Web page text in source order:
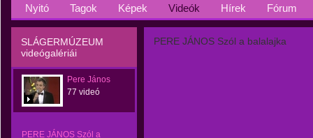
Nyitó Tagok Képek Videók Hírek Fórum
SLÁGERMÚZEUM
videógalériái
Pere János
77 videó
PERE JÁNOS Szól a
PERE JÁNOS Szól a balalajka